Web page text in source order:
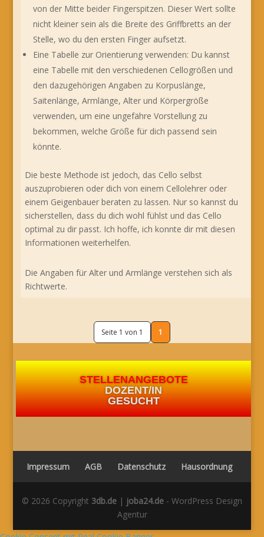
von der Mitte beider Fingerspitzen. Dieser Wert sollte
nicht kleiner sein als die Breite des Griffbretts an der
Stelle, wo du den ersten Finger aufsetzt.
Eine Tabelle zur Orientierung verwenden: Du kannst
eine Tabelle mit den verschiedenen Cellogrößen und
den dazugehörigen Angaben zu Korpuslänge,
Saitenlänge, Armlänge, Alter und Körpergröße
verwenden, um eine ungefähre Vorstellung zu
bekommen, welche Größe für dich passend sein
könnte.
Die beste Methode ist jedoch, das Cello selbst
auszuprobieren oder dich von einem Cellolehrer oder
einem Geigenbauer beraten zu lassen. Nur so kannst du
sicherstellen, dass du dich wohl fühlst und das Cello
optimal zu dir passt. Ich hoffe, ich konnte dir mit diesen
Informationen weiterhelfen.
Die Angaben für Alter und Armlänge verstehen sich als
Richtwerte.
Seite 1 von 1 1
STELLENANGEBOTE
DOZENT/IN
GESUCHT
Impressum AGB Datenschutz Hausordnung
© 2026 Copyright 3db.de | joba24.de - WordPress Design
Agentur